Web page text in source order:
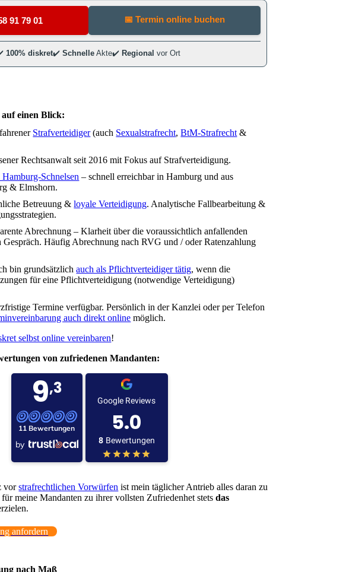
einen Blick:
Strafverteidiger(auch Sexualstrafrecht,BtM-Strafrecht &
Rechtsanwalt seit 2016 mit Fokus auf Strafverteidigung.
Schnelsen – schnell erreichbar in Hamburg und aus
& Elmshorn.
Betreuung &loyale Verteidigung. Analytische Fallbearbeitung &
Abrechnung – Klarheit über die voraussichtlich anfallenden
Gespräch. Häufig Abrechnung nach RVG und / oder Ratenzahlung
bin grundsätzlichauch als Pflichtverteidiger tätig, wenn die
für eine Pflichtverteidigung (notwendige Verteidigung)
Termine verfügbar. Persönlich in der Kanzlei oder per Telefon
auch direkt online möglich.
selbst online vereinbaren!
von zufriedenen Mandanten:
vorstrafrechtlichen Vorwürfen ist mein täglicher Antrieb alles daran zu
meine Mandanten zu ihrer vollsten Zufriedenhet stetsdas
anfordern
nach Maß